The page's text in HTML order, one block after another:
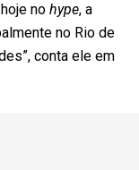
no hype, a
no Rio de
conta ele em